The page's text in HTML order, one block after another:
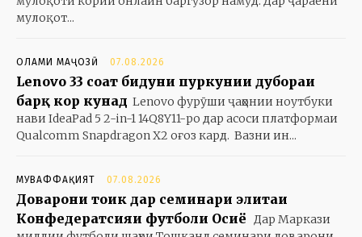
мулоқот...
ОЛАМИ МАҶОЗӢ 07.08.2026
Lenovo 33 соат бидуни пуркунии дубораи
барқ кор кунад Lenovo фурӯши ҷаҳонии ноутбуки
нави IdeaPad 5 2-in-1 14Q8Y11-ро дар асоси платформаи
Qualcomm Snapdragon X2 оғоз кард. Вазни ин...
МУВАФФАҚИЯТ 07.08.2026
Доварони тоҷик дар семинари элитаи
Конфедератсияи футболи Осиё Дар Маркази